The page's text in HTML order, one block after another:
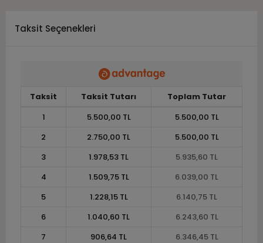
Taksit Seçenekleri
Taksit Taksit Tutarı
Toplam Tutar
1
5.500,00 TL
5.500,00 TL
2
2.750,00 TL
5.500,00 TL
3
1.978,53 TL
5.935,60 TL
4
1.509,75 TL
6.039,00 TL
5
1.228,15 TL
6.140,75 TL
6
1.040,60 TL
6.243,60 TL
7
906,64 TL
6.346,45 TL